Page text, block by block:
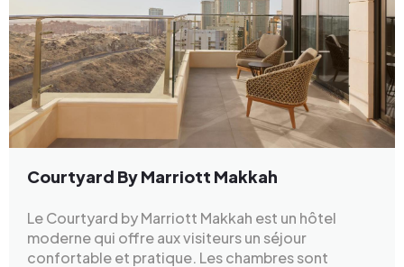
Courtyard By Marriott Makkah
Le Courtyard by Marriott Makkah est un hôtel
moderne qui offre aux visiteurs un séjour
confortable et pratique. Les chambres sont